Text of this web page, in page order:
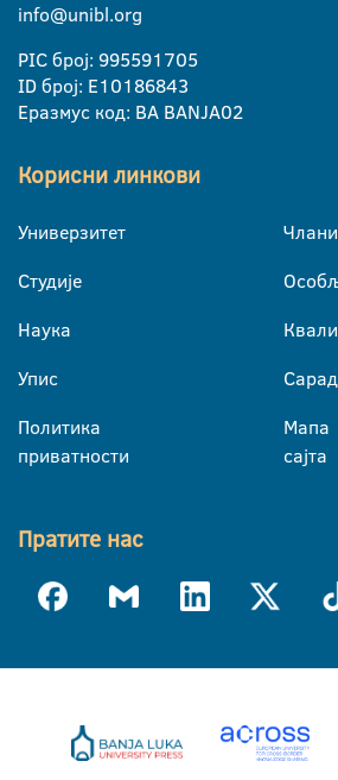
info@unibl.org
PIC број: 995591705
ID број: E10186843
Еразмус код: BA BANJA02
Корисни линкови
Универзитет
Студије
Наука
Упис
Политика
приватности
Мапа
сајта
Пратите нас